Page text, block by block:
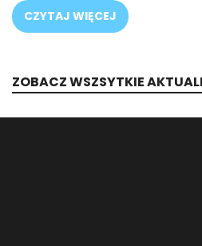
CZYTAJ WIĘCEJ
ZOBACZ WSZSYTKIE